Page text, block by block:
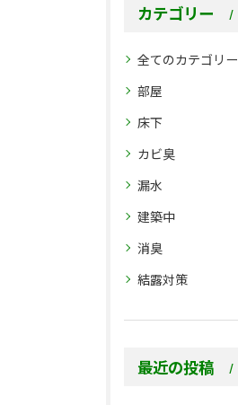
カテゴリー
全てのカテゴリー
部屋
床下
カビ臭
漏水
建築中
消臭
結露対策
最近の投稿